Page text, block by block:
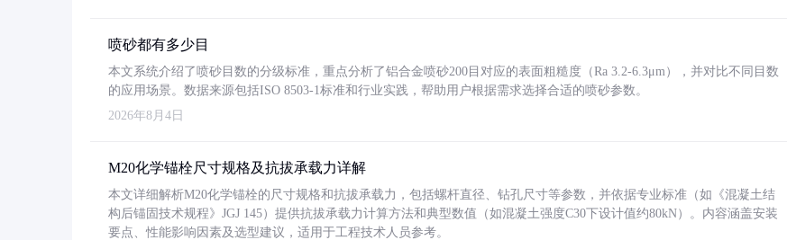
喷砂都有多少目
本文系统介绍了喷砂目数的分级标准，重点分析了铝合金喷砂200目对应的表面粗糙度（Ra 3.2-6.3μm），并对比不同目数
的应用场景。数据来源包括ISO 8503-1标准和行业实践，帮助用户根据需求选择合适的喷砂参数。
2026年8月4日
M20化学锚栓尺寸规格及抗拔承载力详解
本文详细解析M20化学锚栓的尺寸规格和抗拔承载力，包括螺杆直径、钻孔尺寸等参数，并依据专业标准（如《混凝土结
构后锚固技术规程》JGJ 145）提供抗拔承载力计算方法和典型数值（如混凝土强度C30下设计值约80kN）。内容涵盖安装
要点、性能影响因素及选型建议，适用于工程技术人员参考。